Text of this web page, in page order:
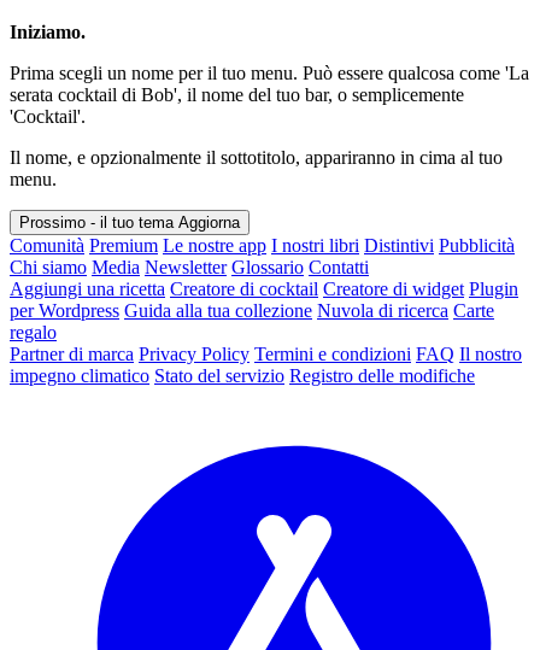
Iniziamo.
Prima scegli un nome per il tuo menu. Può essere qualcosa come 'La
serata cocktail di Bob', il nome del tuo bar, o semplicemente
'Cocktail'.
Il nome, e opzionalmente il sottotitolo, appariranno in cima al tuo
menu.
Prossimo - il tuo tema Aggiorna
Comunità Premium Le nostre app I nostri libri Distintivi Pubblicità
Chi siamo Media Newsletter Glossario Contatti
Aggiungi una ricetta Creatore di cocktail Creatore di widget Plugin
per Wordpress Guida alla tua collezione Nuvola di ricerca Carte
regalo
Partner di marca Privacy Policy Termini e condizioni FAQ Il nostro
impegno climatico Stato del servizio Registro delle modifiche